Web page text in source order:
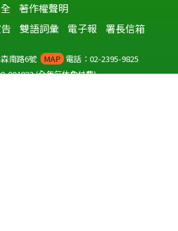
著作權聲明
雙語詞彙 電子報 署長信箱
南路6號 MAP 電話：02-2395-9825
001922(全年無休免付費)